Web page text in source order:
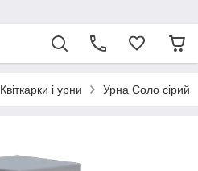
Квіткарки і урни Урна Соло сірий